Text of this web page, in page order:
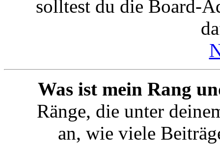
solltest du die Board-
Was ist mein Rang
Ränge, die unter
an, wie viele